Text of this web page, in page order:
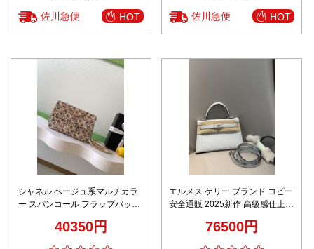
佐川急便 HOT 佐川急便 HOT
シャネル ベージュ系マルチカラ
ー スパンコール フラップバッグ
級感仕上げ ユーザー満足保証 秘
40350円
エルメス ケリー ブランド コピー
安全通販 2025新作 高級感仕上げ
76500円